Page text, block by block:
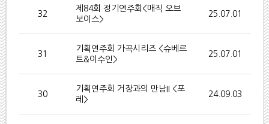
32
제84회 정기연주회<매직 오브
보이스>
25.07.01
31
기획연주회 가곡시리즈 <슈베르
트&이수인>
25.07.01
30
기획연주회 거장과의 만남II <포
레>
24.09.03